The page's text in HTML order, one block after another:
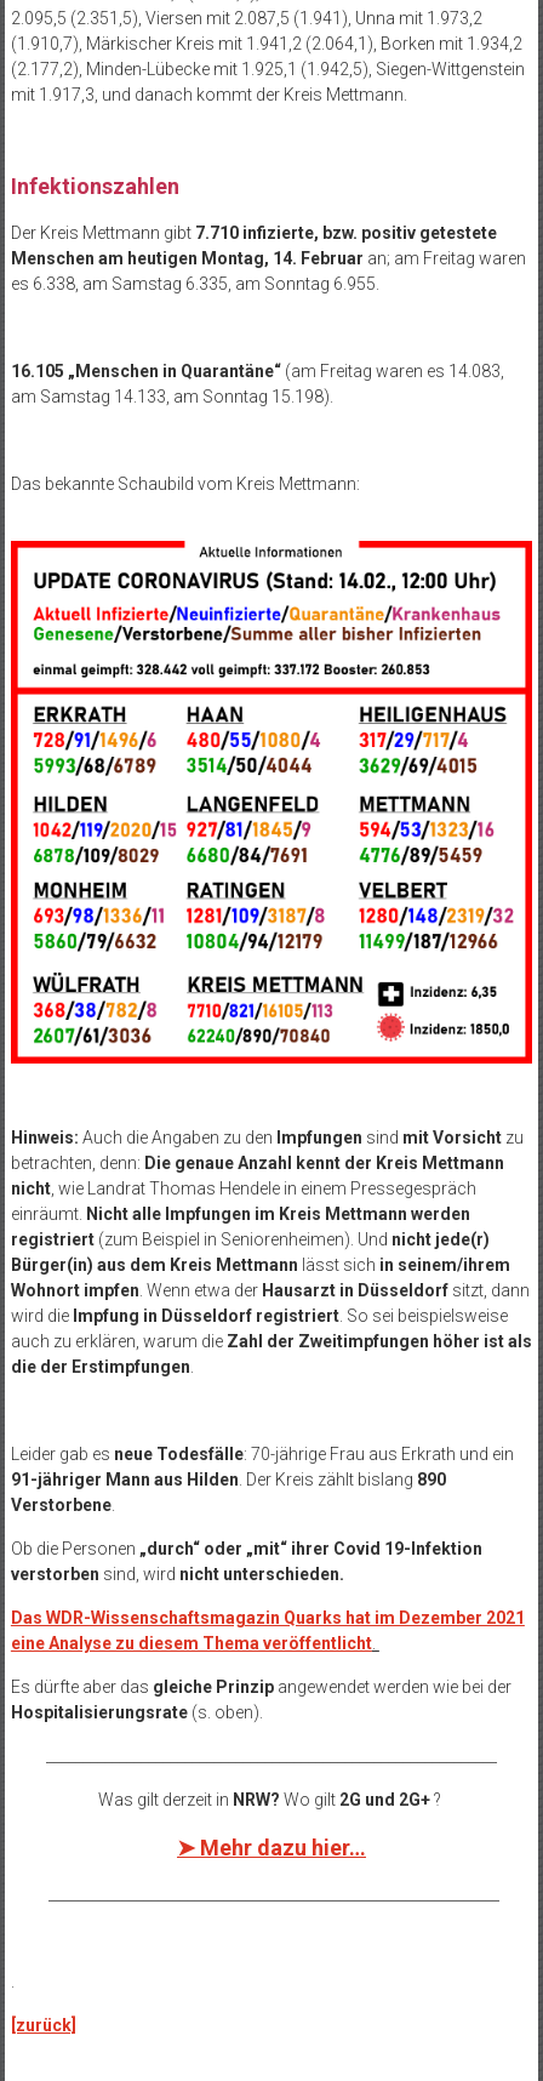
2.095,5 (2.351,5), Viersen mit 2.087,5 (1.941), Unna mit 1.973,2
(1.910,7), Märkischer Kreis mit 1.941,2 (2.064,1), Borken mit 1.934,2
(2.177,2), Minden-Lübecke mit 1.925,1 (1.942,5), Siegen-Wittgenstein
mit 1.917,3, und danach kommt der Kreis Mettmann.
Infektionszahlen
Der Kreis Mettmann gibt7.710 infizierte, bzw. positiv getestete
Menschen am heutigen Montag, 14. Februar an; am Freitag waren
es 6.338, am Samstag 6.335, am Sonntag 6.955.
16.105 „Menschen in Quarantäne“ (am Freitag waren es 14.083,
am Samstag 14.133, am Sonntag 15.198).
Das bekannte Schaubild vom Kreis Mettmann:
Hinweis: Auch die Angaben zu den Impfungen sind mit Vorsichtzu
betrachten, denn: Die genaue Anzahl kennt der Kreis Mettmann
nicht, wie Landrat Thomas Hendele in einem Pressegespräch
einräumt. Nicht alle Impfungen im Kreis Mettmann werden
registriert(zum Beispiel in Seniorenheimen). Und nicht jede(r)
Bürger(in) aus dem Kreis Mettmann lässt sich in seinem/ihrem
Wohnort impfen . Wenn etwa der Hausarzt in Düsseldorfsitzt, dann
wird die Impfung in Düsseldorf registriert. So sei beispielsweise
auch zu erklären, warum die Zahl der Zweitimpfungen höher ist als
die der Erstimpfungen
Leider gab es neue Todesfälle: 70-jährige Frau aus Erkrath und ein
91-jähriger Mann aus Hilden Der Kreis zählt bislang 890
Verstorbene.
Ob die Personen „durch“ oder „mit“ ihrer Covid 19-Infektion
verstorben sind, wird nicht unterschieden.
Das WDR-Wissenschaftsmagazin Quarks hat im Dezember 2021
eine Analyse zu diesem Thema veröffentlicht.
Es dürfte aber das gleiche Prinzipangewendet werden wie bei der
Hospitalisierungsrate(s. oben).
Was gilt derzeit in NRW? Wo gilt 2G und 2G+?
➤ Mehr dazu hier…
[zurück]